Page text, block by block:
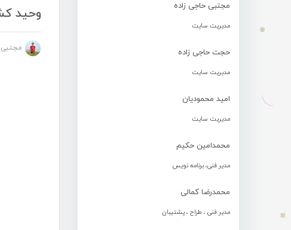
مجتبی حاجی زاده
مدیریت سایت
حجت حاجی زاده
مدیریت سایت
امید محمودیان
مدیریت سایت
محمدامین حکیم
مدیر فنی، برنامه نویس
محمدرضا کمالی
مدیر فنی ، طراح ، پشتیبان
وحید
مجتبی